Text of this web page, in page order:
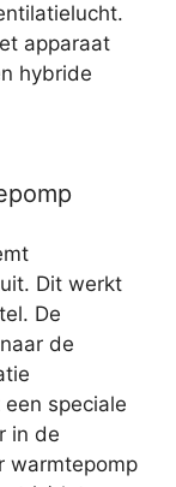
apparaat
hybride
Dit werkt
De
de
speciale
in de
warmtepomp